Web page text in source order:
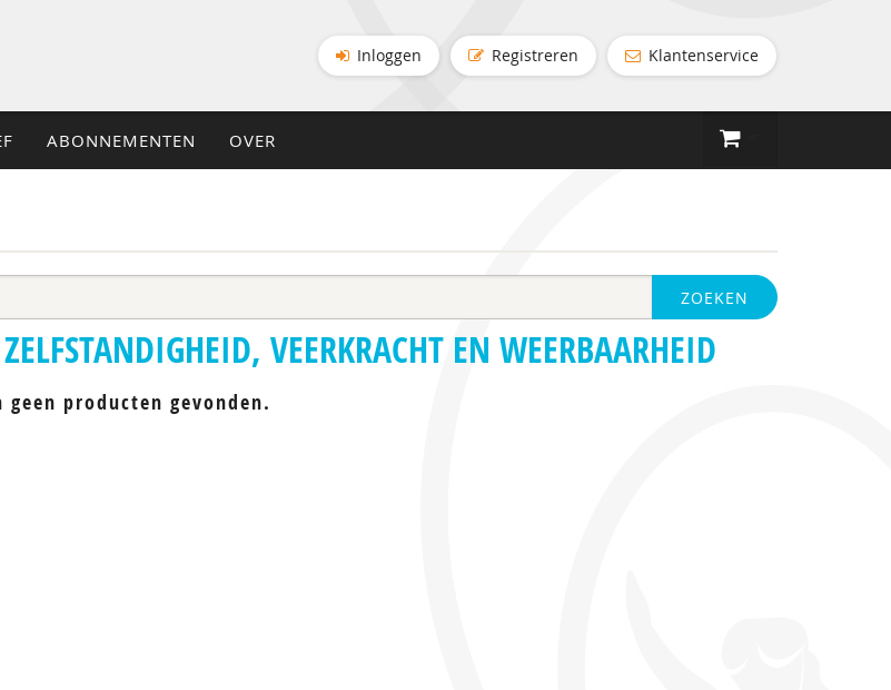
Inloggen Registreren Klantenservice
ABONNEMENTEN OVER
ZOEKEN
ZELFSTANDIGHEID, VEERKRACHT EN WEERBAARHEID
geen producten gevonden.